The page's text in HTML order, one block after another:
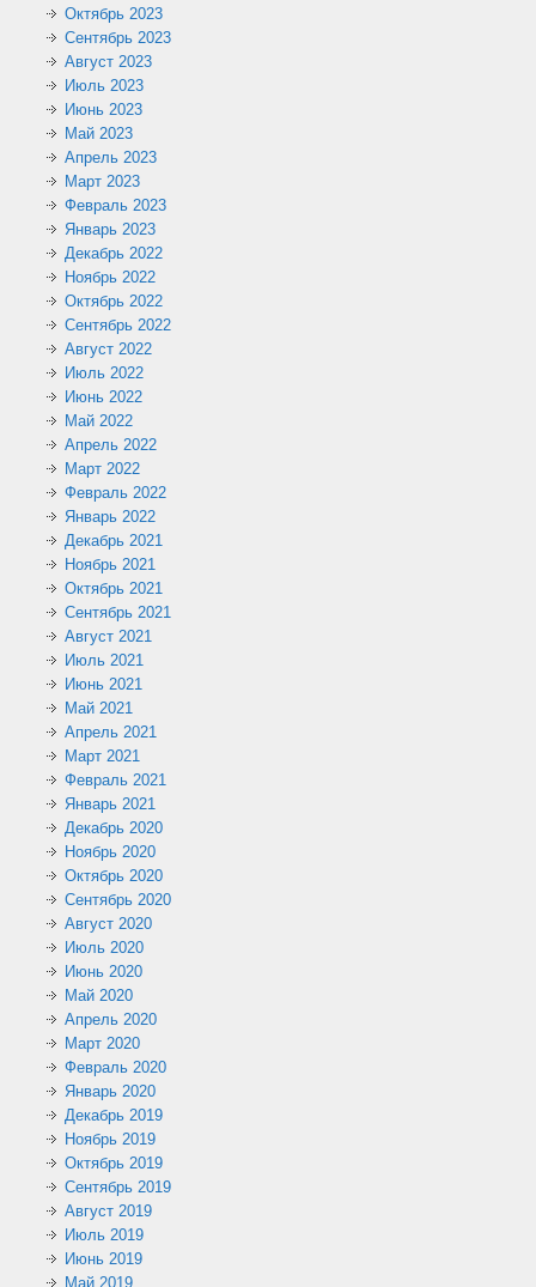
Октябрь 2023
Сентябрь 2023
Август 2023
Июль 2023
Июнь 2023
Май 2023
Апрель 2023
Март 2023
Февраль 2023
Январь 2023
Декабрь 2022
Ноябрь 2022
Октябрь 2022
Сентябрь 2022
Август 2022
Июль 2022
Июнь 2022
Май 2022
Апрель 2022
Март 2022
Февраль 2022
Январь 2022
Декабрь 2021
Ноябрь 2021
Октябрь 2021
Сентябрь 2021
Август 2021
Июль 2021
Июнь 2021
Май 2021
Апрель 2021
Март 2021
Февраль 2021
Январь 2021
Декабрь 2020
Ноябрь 2020
Октябрь 2020
Сентябрь 2020
Август 2020
Июль 2020
Июнь 2020
Май 2020
Апрель 2020
Март 2020
Февраль 2020
Январь 2020
Декабрь 2019
Ноябрь 2019
Октябрь 2019
Сентябрь 2019
Август 2019
Июль 2019
Июнь 2019
Май 2019